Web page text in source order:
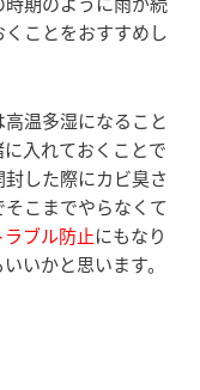
くことをおすすめし
温多湿になること
入れておくことで
した際にカビ臭さ
こまでやらなくて
ラブル防止にもなり
いかと思います。